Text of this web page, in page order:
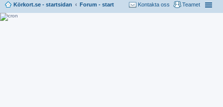
Körkort.se - startsidan Forum - start Teamet
Kontakta oss